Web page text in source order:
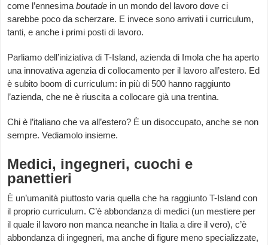
come l’ennesimaboutade in un mondo del lavoro dove ci
sarebbe poco da scherzare. E invece sono arrivati i curriculum,
tanti, e anche i primi posti di lavoro.
Parliamo dell’iniziativa di T-Island, azienda di Imola che ha aperto
una innovativa agenzia di collocamento per il lavoro all’estero. Ed
è subito boom di curriculum: in più di 500 hanno raggiunto
l’azienda, che ne è riuscita a collocare già una trentina.
Chi è l’italiano che va all’estero? È un disoccupato, anche se non
sempre. Vediamolo insieme.
Medici, ingegneri, cuochi e
panettieri
È un’umanità piuttosto varia quella che ha raggiunto T-Island con
il proprio curriculum. C’è abbondanza di medici (un mestiere per
il quale il lavoro non manca neanche in Italia a dire il vero), c’è
abbondanza di ingegneri, ma anche di figure meno specializzate,